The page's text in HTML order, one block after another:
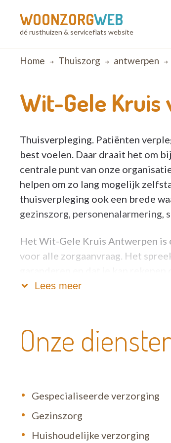
WOONZORGWEB
dé rusthuizen & serviceflats website
Breadcrumb
Home Thuiszorg antwerpen
Wit-Gele Kruis
Thuisverpleging. Patiënten
best voelen. Daar draait het om
centrale punt van onze
helpen om zo lang mogelijk
thuisverpleging ook een brede
gezinszorg, personenalarmering,
Het Wit-Gele Kruis Antwerpen is
voor alle zorgaanvraag. Het
zorgkundigen en verzorgenden
Lees meer
Onze
Gespecialiseerde verzorging
Gezinszorg
Huishoudelijke verzorging